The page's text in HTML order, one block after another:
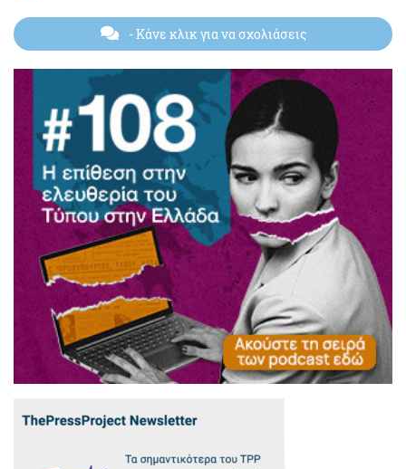
- Κάνε κλικ για να σχολιάσεις